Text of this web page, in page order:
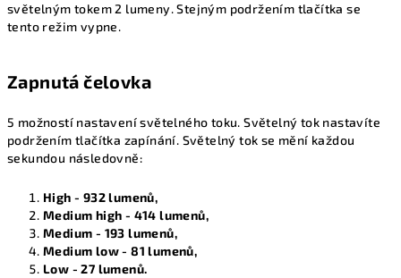
světelným tokem 2 lumeny. Stejným podržením tlačítka se
tento režim vypne.
Zapnutá čelovka
5 možností nastavení světelného toku. Světelný tok nastavíte
podržením tlačítka zapínání. Světelný tok se mění každou
sekundou následovně:
High - 932 lumenů,
Medium high - 414 lumenů,
Medium - 193 lumenů,
Medium low - 81 lumenů,
Low - 27 lumenů.